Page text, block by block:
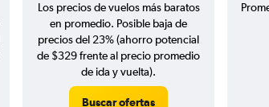
Los precios de vuelos más baratos
en promedio. Posible baja de
precios del 23% (ahorro potencial
de $329 frente al precio promedio
de ida y vuelta).
Buscar ofertas